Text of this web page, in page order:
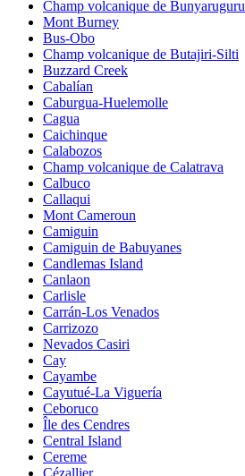
Champ volcanique de Bunyaruguru
Mont Burney
Bus-Obo
Champ volcanique de Butajiri-Silti
Buzzard Creek
Cabalían
Caburgua-Huelemolle
Cagua
Caichinque
Calabozos
Champ volcanique de Calatrava
Calbuco
Callaqui
Mont Cameroun
Camiguin
Camiguin de Babuyanes
Candlemas Island
Canlaon
Carlisle
Carrán-Los Venados
Carrizozo
Nevados Casiri
Cay
Cayambe
Cayutué-La Viguería
Ceboruco
Île des Cendres
Central Island
Cereme
Cézallier